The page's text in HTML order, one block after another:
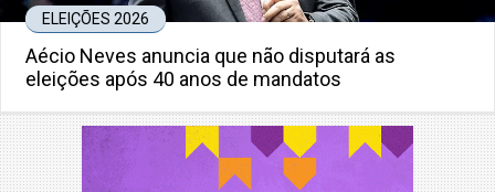
ELEIÇÕES 2026
Aécio Neves anuncia que não disputará as
eleições após 40 anos de mandatos